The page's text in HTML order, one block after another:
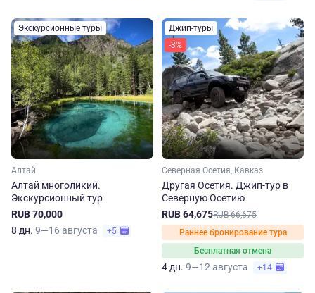
Экскурсионные туры
Алтай
Алтай многоликий.
Экскурсионный тур
RUB 70,000
8 дн. 9—16 августа +5
Джип-туры
-3%
Северная Осетия, Кавказ
Другая Осетия. Джип-тур в
Северную Осетию
RUB 64,675RUB 66,675
Раннее бронирование тура
Бесплатная отмена
4 дн. 9—12 августа +14